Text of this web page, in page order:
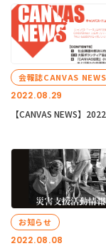
2022.08.29
会報誌CANVAS NEWS
【CANVAS NEWS】
2022.08.08
お知らせ